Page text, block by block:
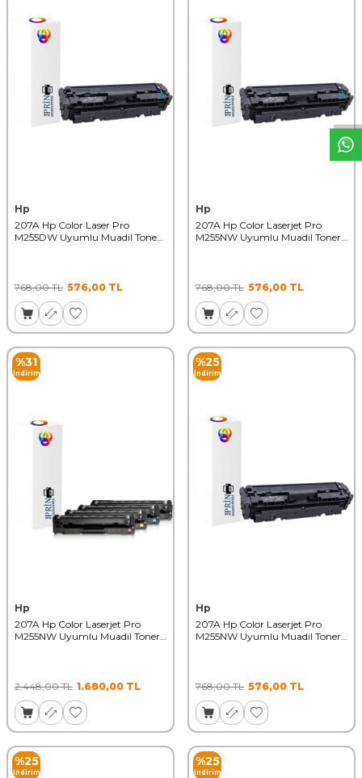
W
h
t
s
a
p
p
D
e
s
t
e
H
a
t
t
Hp
207A Hp Color Laser Pro
M255DW Uyumlu Muadil Toner
768,00TL 576,00 TL
Hp
207A Hp Color Laserjet Pro
M255NW Uyumlu Muadil Toner
768,00TL 576,00 TL
%31
İndirim
Hp
207A Hp Color Laserjet Pro
M255NW Uyumlu Muadil Toner
2.448,00TL 1.680,00 TL
%25
İndirim
Hp
207A Hp Color Laserjet Pro
M255NW Uyumlu Muadil Toner
768,00TL 576,00 TL
%25
İndirim
%25
İndirim